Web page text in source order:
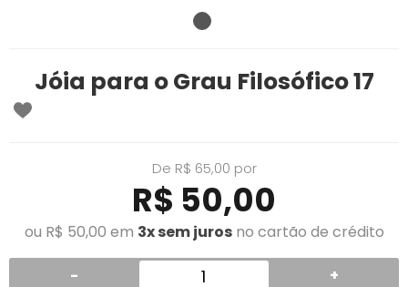
Jóia para o Grau Filosófico 17
De R$ 65,00 por
R$ 50,00
ou R$ 50,00 em 3x sem jurosno cartão de crédito
- +